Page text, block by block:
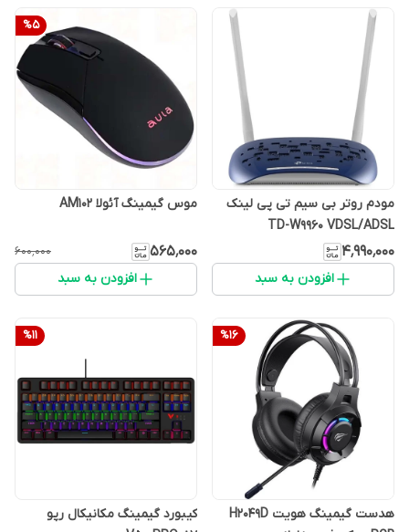
مودم روتر بی سیم تی پی لینک
TD-W9960 VDSL/ADSL
۴٬۹۹۰٬۰۰۰
افزودن به سبد
%5
موس گیمینگ آئولا AM102
۵۶۵٬۰۰۰ ۶۰۰٬۰۰۰
افزودن به سبد
%16
هدست گیمینگ هویت H2049D
%11
کیبورد گیمینگ مکانیکال رپو